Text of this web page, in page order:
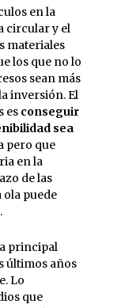
en la
circular y el
materiales
los que no lo
sean más
inversión. El
es conseguir
sea
pero que
en la
de las
ola puede
principal
últimos años
Lo
que